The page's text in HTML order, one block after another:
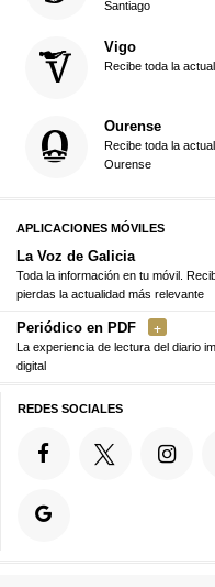
Santiago
Vigo
Recibe toda la
Ourense
Recibe toda la
Ourense
APLICACIONES MÓVILES
La Voz de Galicia
Toda la información en tu móvil.
pierdas la actualidad más relevante
Periódico en PDF
La experiencia de lectura del diario
digital
REDES SOCIALES